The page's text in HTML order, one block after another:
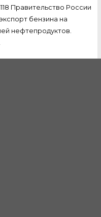
Правительство России
бензина на
нефтепродуктов.